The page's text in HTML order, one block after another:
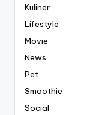
Kuliner
Lifestyle
Movie
News
Pet
Smoothie
Social